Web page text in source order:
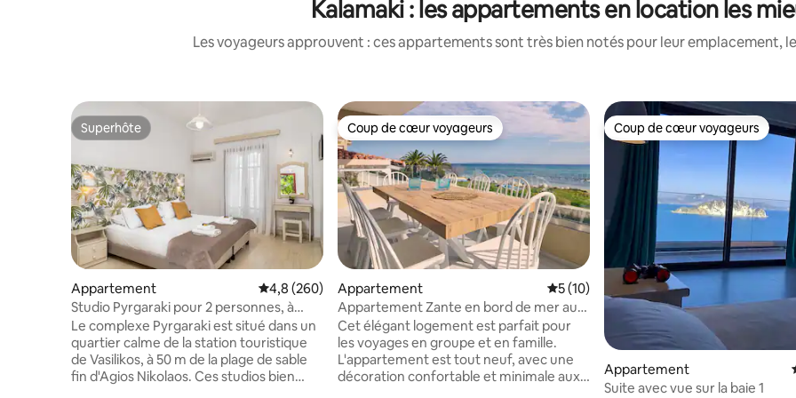
Kalamaki : les appartements en location les
Les voyageurs approuvent : ces appartements sont très bien notés pour leur emplacement,
Superhôte
Superhôte
Appartement Évaluation moyenne sur la base de 260 commentaires : 4,8 sur 5
4,8 (260)
Studio Pyrgaraki pour 2 personnes, à
50 m de la plage !
Le complexe Pyrgaraki est situé dans un
quartier calme de la station touristique
de Vasilikos, à 50 m de la plage de sable
fin d'Agios Nikolaos. Ces studios bien
Coup de cœur voyageurs
Coup de cœur voyageurs
Appartement Évaluation moyenne sur la base de 10
5 (10)
Appartement Zante en bord de mer au
2e étage
Cet élégant logement est parfait pour
les voyages en groupe et en famille.
L'appartement est tout neuf, avec une
décoration confortable et minimale aux
Coup de cœur voyageurs
Coup de cœur voyageurs
Appartement
Suite avec vue sur la baie 1